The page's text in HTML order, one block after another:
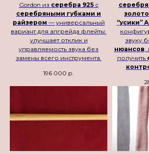
Gordon из серебра 925с
серебряными губками и
райзером — универсальный
вариант для апгрейда флейты:
улучшает отклик и
управляемость звука без
замены всего инструмента.
196 000 р.
“усики”
звуку
нюансов
получить